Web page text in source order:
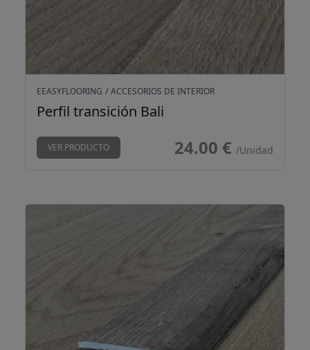
EEASYFLOORING / ACCESORIOS DE INTERIOR
Perfil transición Bali
VER PRODUCTO 24.00 € /Unidad